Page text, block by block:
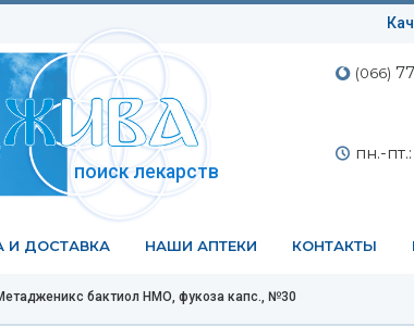
поиск лекарств
(066)
пн.-
И ДОСТАВКА НАШИ АПТЕКИ КОНТАКТЫ
бактиол НМО, фукоза капс., №30